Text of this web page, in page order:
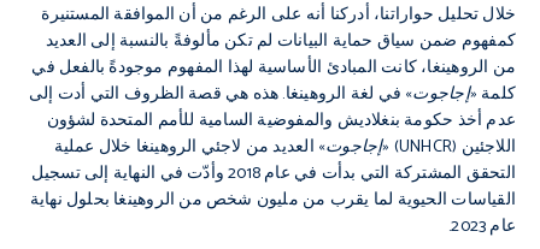
خلال تحليل حواراتنا، أدركنا أنه على الرغم من أن الموافقة المستنيرة
كمفهوم ضمن سياق حماية البيانات لم تكن مألوفةً بالنسبة إلى العديد
من الروهينغا، كانت المبادئ الأساسية لهذا المفهوم موجودةً بالفعل في
كلمة «إجاجوت» في لغة الروهينغا. هذه هي قصة الظروف التي أدت إلى
عدم أخذ حكومة بنغلاديش والمفوضية السامية للأمم المتحدة لشؤون
اللاجئين (UNHCR) «
إجاجوت» العديد من لاجئي الروهينغا خلال عملية
التحقق المشتركة التي بدأت في عام 2018 وأدّت في النهاية إلى تسجيل
القياسات الحيوية لما يقرب من مليون شخص من الروهينغا بحلول نهاية
عام 2023.